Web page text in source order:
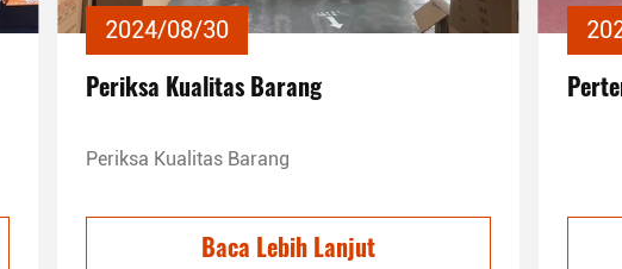
2024/08/30
Periksa Kualitas Barang
Periksa Kualitas Barang
Baca Lebih Lanjut